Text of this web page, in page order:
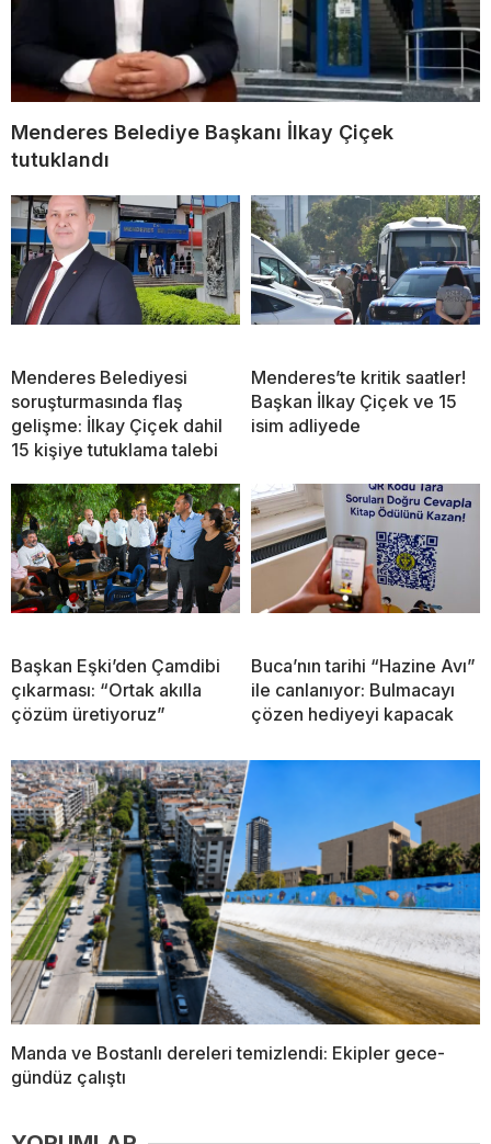
Menderes Belediye Başkanı İlkay Çiçek
tutuklandı
Menderes Belediyesi
soruşturmasında flaş
gelişme: İlkay Çiçek dahil
15 kişiye tutuklama talebi
Menderes’te kritik saatler!
Başkan İlkay Çiçek ve 15
isim adliyede
Başkan Eşki’den Çamdibi
çıkarması: “Ortak akılla
çözüm üretiyoruz”
Buca’nın tarihi “Hazine Avı”
ile canlanıyor: Bulmacayı
çözen hediyeyi kapacak
Manda ve Bostanlı dereleri temizlendi: Ekipler gece-
gündüz çalıştı